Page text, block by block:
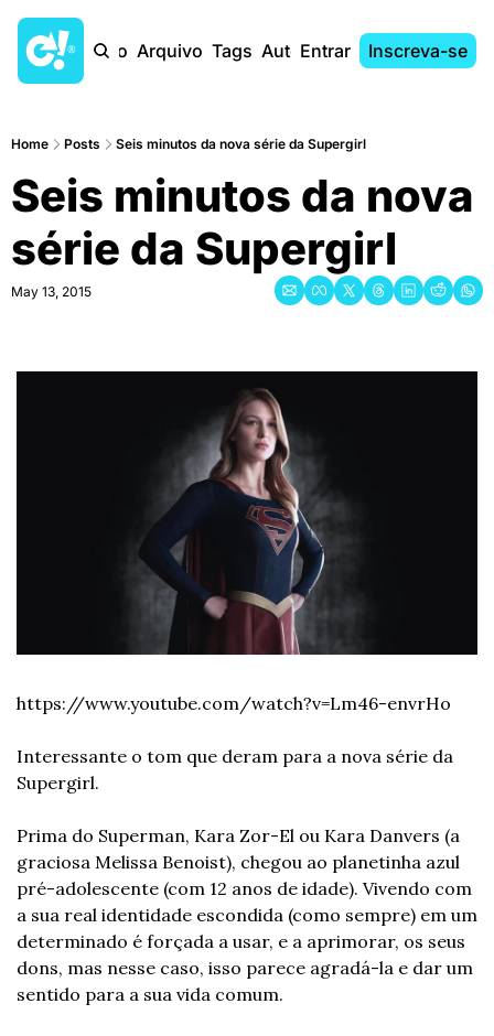
Início Arquivo Tags AutoresEntrar Inscreva-se
Home Posts Seis minutos da nova série da Supergirl
Seis minutos da nova
série da Supergirl
May 13, 2015
https://www.youtube.com/watch?v=Lm46-envrHo
Interessante o tom que deram para a nova série da
Supergirl.
Prima do Superman, Kara Zor-El ou Kara Danvers (a
graciosa Melissa Benoist), chegou ao planetinha azul
pré-adolescente (com 12 anos de idade). Vivendo com
a sua real identidade escondida (como sempre) em um
determinado é forçada a usar, e a aprimorar, os seus
dons, mas nesse caso, isso parece agradá-la e dar um
sentido para a sua vida comum.